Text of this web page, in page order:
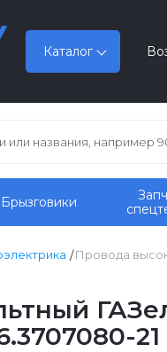
Каталог
Брызговики
Провода
21